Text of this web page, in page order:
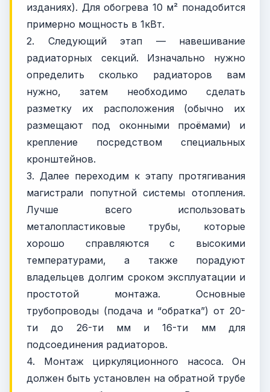
изданиях). Для обогрева 10 м² понадобится
примерно мощность в 1кВт.
2. Следующий этап — навешивание
радиаторных секций. Изначально нужно
определить сколько радиаторов вам
нужно, затем необходимо сделать
разметку их расположения (обычно их
размещают под оконными проёмами) и
крепление посредством специальных
кронштейнов.
3. Далее переходим к этапу протягивания
магистрали попутной системы отопления.
Лучше всего использовать
металопластиковые трубы, которые
хорошо справляются с высокими
температурами, а также порадуют
владельцев долгим сроком эксплуатации и
простотой монтажа. Основные
трубопроводы (подача и “обратка”) от 20-
ти до 26-ти мм и 16-ти мм для
подсоединения радиаторов.
4. Монтаж циркуляционного насоса. Он
должен быть установлен на обратной трубе